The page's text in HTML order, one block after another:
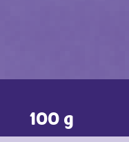
100 g